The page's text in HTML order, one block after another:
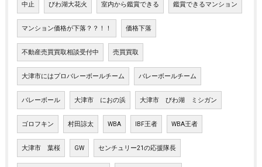
中止 びわ湖大花火 室内から鑑賞できる 鑑賞できるマンション
マンション価格が下落？？！！ 価格下落
不動産売買買取相談受付中 売買買取
大津市にはプロバレーボールチーム バレーボールチーム
バレーボール 大津市 におの浜 大津市 びわ湖 ミシガン
ゴロフキン 村田諒太 WBA IBF王者 WBA王者
大津市 葉桜 GW センチュリー21の応援隊長